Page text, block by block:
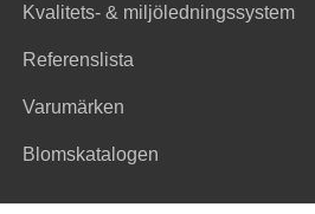
Kvalitets- & miljöledningssystem
Referenslista
Varumärken
Blomskatalogen